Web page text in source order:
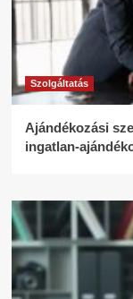
Szolgáltatás
Ajándékozási
ingatlan-